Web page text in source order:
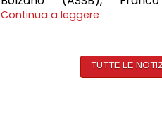
Continua a leggere
TUTTE LE